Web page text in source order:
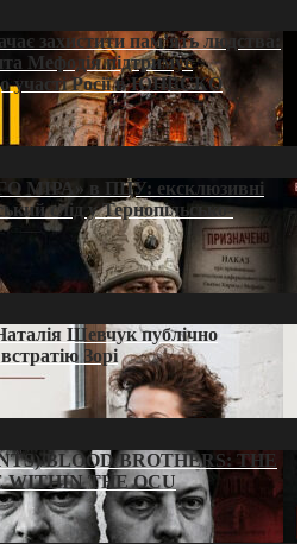
захистити пам’ять людства:
Мефодія підтримує
участі Росії в ЮНЕСКО
в ПЦУ: ексклюзивні
слід у Тернопільсько-
Шевчук публічно
Зорі
BLOOD BROTHERS: THE
WITHIN THE OCU